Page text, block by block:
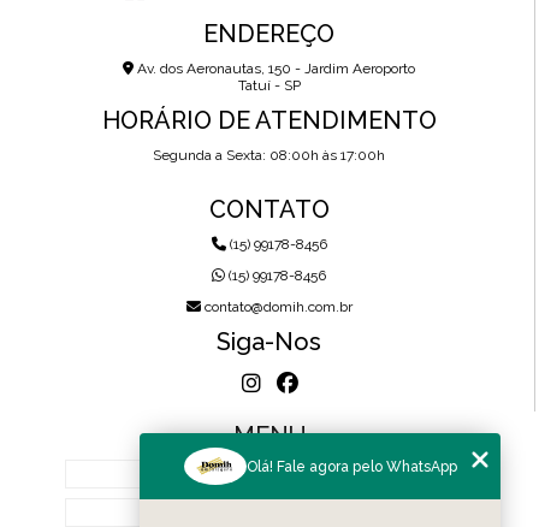
ENDEREÇO
Av. dos Aeronautas, 150 - Jardim Aeroporto
Tatuí - SP
HORÁRIO DE ATENDIMENTO
Segunda a Sexta: 08:00h às 17:00h
CONTATO
(15) 99178-8456
(15) 99178-8456
contato@domih.com.br
Siga-Nos
MENU
HOME
Olá! Fale agora pelo WhatsApp